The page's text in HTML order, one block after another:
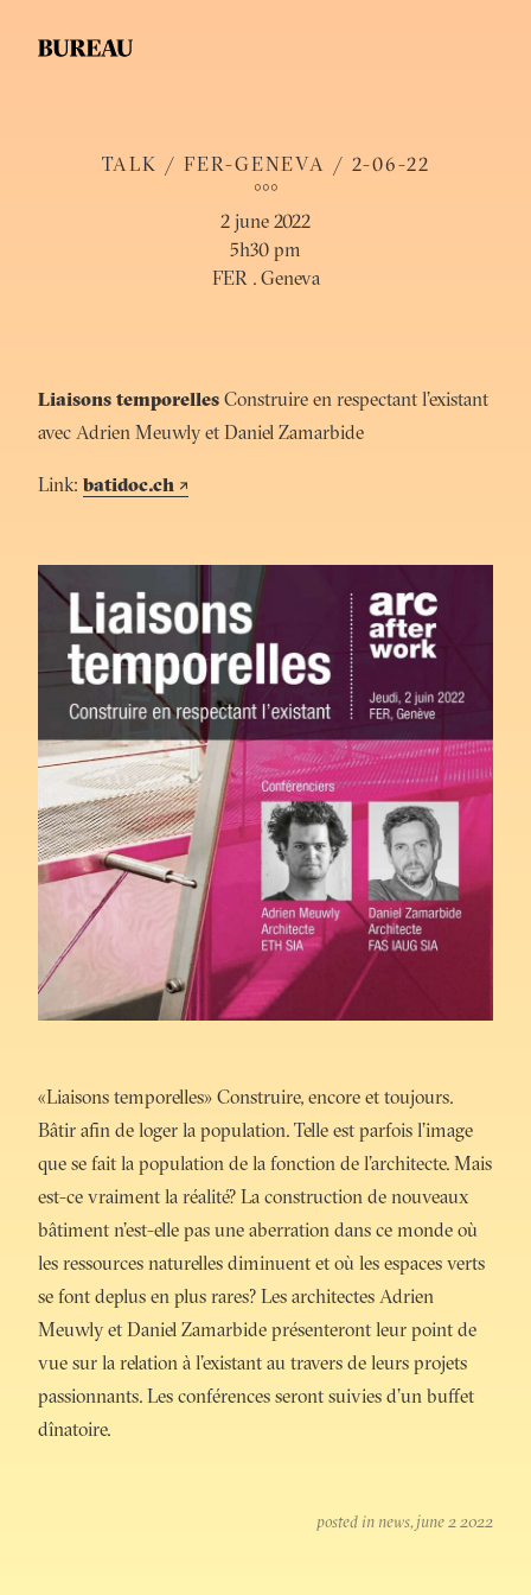
TALK / FER-GENEVA / 2-06-22
°°°
2 june 2022
5h30 pm
FER . Geneva
Liaisons temporelles Construire en respectant l’existant
avec Adrien Meuwly et Daniel Zamarbide
Link: batidoc.ch ↗
«Liaisons temporelles» Construire, encore et toujours.
Bâtir afin de loger la population. Telle est parfois l’image
que se fait la population de la fonction de l’architecte. Mais
est-ce vraiment la réalité? La construction de nouveaux
bâtiment n’est-elle pas une aberration dans ce monde où
les ressources naturelles diminuent et où les espaces verts
se font deplus en plus rares? Les architectes Adrien
Meuwly et Daniel Zamarbide présenteront leur point de
vue sur la relation à l’existant au travers de leurs projets
passionnants. Les conférences seront suivies d’un buffet
dînatoire.
posted in news june 2 2022